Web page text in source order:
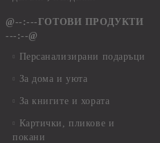
@--:---ГОТОВИ ПРОДУКТИ
---:--@
Персанализирани подаръци
За дома и уюта
За книгите и хората
Картички, пликове и
покани